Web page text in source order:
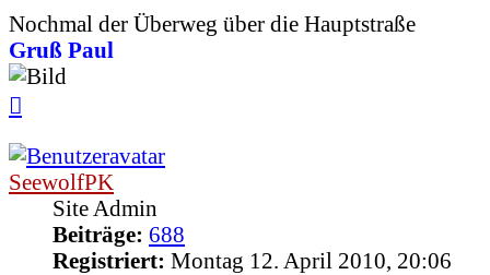
Nochmal der Überweg über die Hauptstraße
Gruß Paul
SeewolfPK
Site Admin
Beiträge: 688
Registriert: Montag 12. April 2010, 20:06